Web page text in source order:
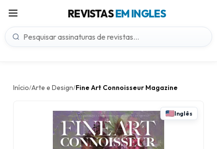
REVISTASEM INGLES
Início/Arte e Design/Fine Art Connoisseur Magazine
Inglês